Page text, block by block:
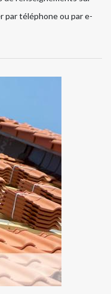
par téléphone ou par e-